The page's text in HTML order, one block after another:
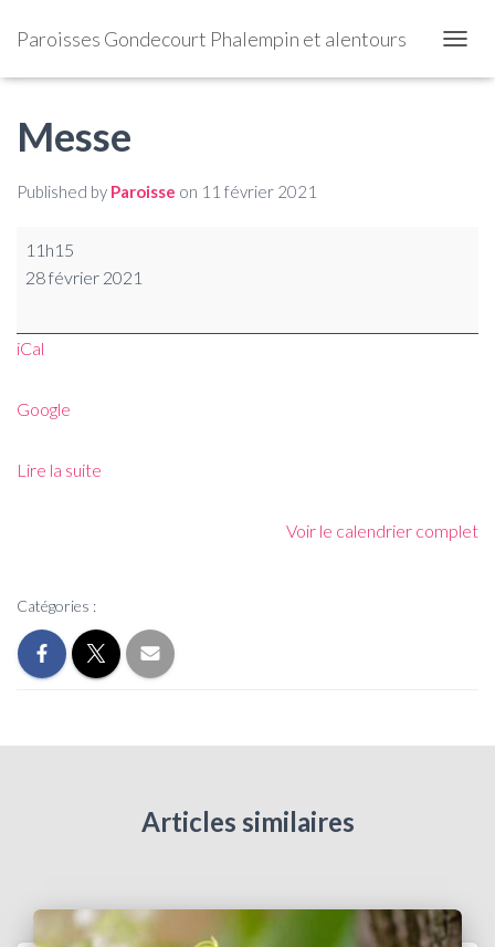
Paroisses Gondecourt Phalempin et alentours
Messe
Published by Paroisse on 11 février 2021
11h15
28 février 2021
iCal
Google
Lire la suite
Voir le calendrier complet
Catégories :
Articles similaires